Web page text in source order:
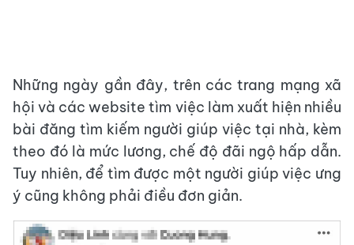
Những ngày gần đây, trên các trang mạng xã
hội và các website tìm việc làm xuất hiện nhiều
bài đăng tìm kiếm người giúp việc tại nhà, kèm
theo đó là mức lương, chế độ đãi ngộ hấp dẫn.
Tuy nhiên, để tìm được một người giúp việc ưng
ý cũng không phải điều đơn giản.